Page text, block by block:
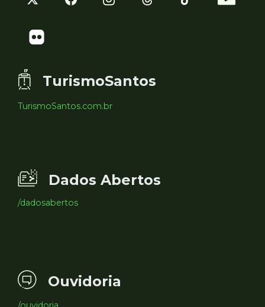
TurismoSantos
TurismoSantos.com.br
Dados Abertos
/dadosabertos
Ouvidoria